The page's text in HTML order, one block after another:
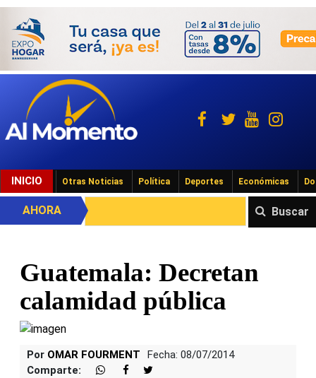
INICIO Otras Noticias Política Deportes Económicas
Buscar
AHORA
Guatemala: Decretan
calamidad pública
Por OMAR FOURMENT
Fecha: 08/07/2014
Comparte: